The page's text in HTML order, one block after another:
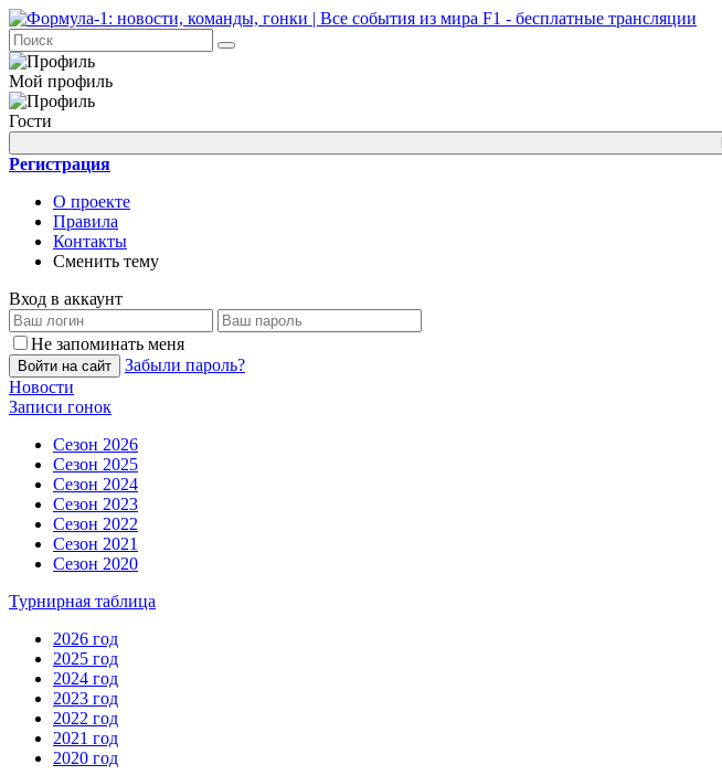
Мой профиль
Гости
Регистрация
О проекте
Правила
Контакты
Сменить тему
Вход в аккаунт
Не запоминать меня
Войти на сайт
Забыли пароль?
Новости
Записи гонок
Сезон 2026
Сезон 2025
Сезон 2024
Сезон 2023
Сезон 2022
Сезон 2021
Сезон 2020
Турнирная таблица
2026 год
2025 год
2024 год
2023 год
2022 год
2021 год
2020 год